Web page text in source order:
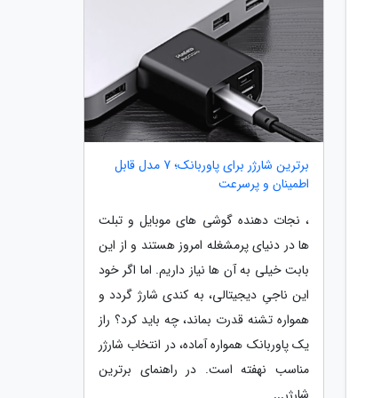
برترین شارژر برای پاوربانک؛ 7 مدل قابل
اطمینان و پرسرعت
، نجات دهنده گوشی های موبایل و تبلت
ها در دنیای پرمشغله امروز هستند و از این
بابت خیلی به آن ها نیاز داریم. اما اگر خود
این ناجیِ دیجیتالی، به کندی شارژ گردد و
همواره تشنه قدرت بماند، چه باید کرد؟ راز
یک پاوربانک همواره آماده، در انتخاب شارژر
مناسب نهفته است. در راهنمای برترین